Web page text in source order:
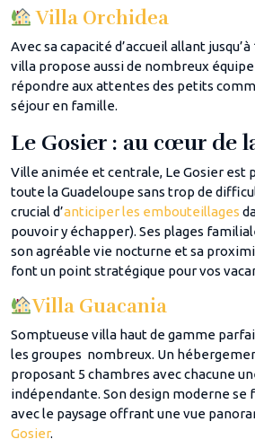
Villa Orchidea
Avec sa capacité d’accueil allant
villa propose aussi de nombreux
répondre aux attentes des petits
séjour en famille.
Le Gosier : au cœur de
Ville animée et centrale, Le Gosier est
toute la Guadeloupe sans trop de
crucial d’anticiper les embouteillages
pouvoir y échapper). Ses plages
son agréable vie nocturne et sa
font un point stratégique pour vos
Villa Guacania
Somptueuse villa haut de gamme
les groupes nombreux. Un
proposant 5 chambres avec chacune
indépendante. Son design moderne
avec le paysage offrant une vue
Gosier.